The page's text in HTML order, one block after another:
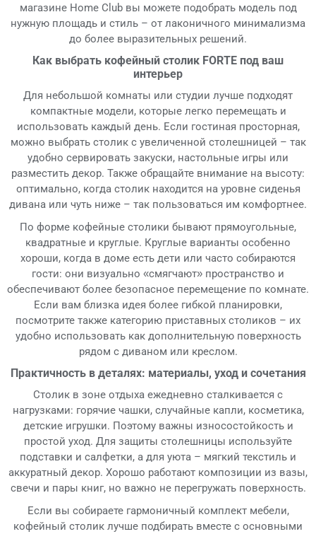
магазине Home Club вы можете подобрать модель под
нужную площадь и стиль – от лаконичного минимализма
до более выразительных решений.
Как выбрать кофейный столик FORTE под ваш
интерьер
Для небольшой комнаты или студии лучше подходят
компактные модели, которые легко перемещать и
использовать каждый день. Если гостиная просторная,
можно выбрать столик с увеличенной столешницей – так
удобно сервировать закуски, настольные игры или
разместить декор. Также обращайте внимание на высоту:
оптимально, когда столик находится на уровне сиденья
дивана или чуть ниже – так пользоваться им комфортнее.
По форме кофейные столики бывают прямоугольные,
квадратные и круглые. Круглые варианты особенно
хороши, когда в доме есть дети или часто собираются
гости: они визуально «смягчают» пространство и
обеспечивают более безопасное перемещение по комнате.
Если вам близка идея более гибкой планировки,
посмотрите также категорию приставных столиков – их
удобно использовать как дополнительную поверхность
рядом с диваном или креслом.
Практичность в деталях: материалы, уход и сочетания
Столик в зоне отдыха ежедневно сталкивается с
нагрузками: горячие чашки, случайные капли, косметика,
детские игрушки. Поэтому важны износостойкость и
простой уход. Для защиты столешницы используйте
подставки и салфетки, а для уюта – мягкий текстиль и
аккуратный декор. Хорошо работают композиции из вазы,
свечи и пары книг, но важно не перегружать поверхность.
Если вы собираете гармоничный комплект мебели,
кофейный столик лучше подбирать вместе с основными